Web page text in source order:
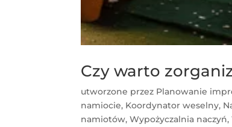
Czy warto
utworzone przez Planowanie
namiocie, Koordynator weselny,
namiotów,Wypożyczalnia naczyń,